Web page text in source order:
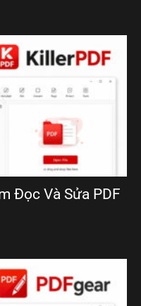
Đọc Và Sửa PDF